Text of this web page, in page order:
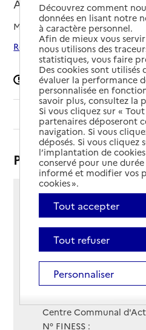
Aulnay, CHARENTE-
Mis à jour le06/02/2026
Rechercher les établissements
Signaler une erreur
Sommaire
Présentation
1 rue du 19 Mars 1962
17470 - Aulnay
Voir itinéraire
Téléphone :
Contact
Contact
Site Internet
Site internet non renseigné
Centre Communal
N° FINESS :
Découvrez comment
données en lisant notre
à caractère personnel.
Afin de mieux vous
nous utilisons des
statistiques, vous faire
Des cookies sont
évaluer la performance
personnalisée en
savoir plus, consultez la
Si vous cliquez sur «
partenaires déposeront
navigation. Si vous
déposés. Si vous cliquez
l’implantation de
conservé pour une
informé et modifier vos
cookies ».
Tout accepter
Tout refuser
Personnaliser